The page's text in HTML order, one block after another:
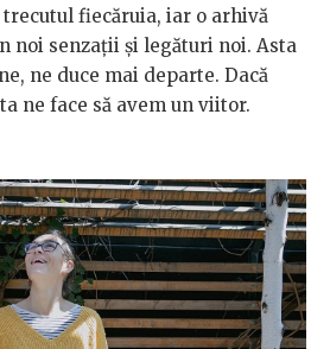
fiecăruia, iar o arhivă
noi senzații și legături noi. Asta
ne duce mai departe. Dacă
ne face să avem un viitor.